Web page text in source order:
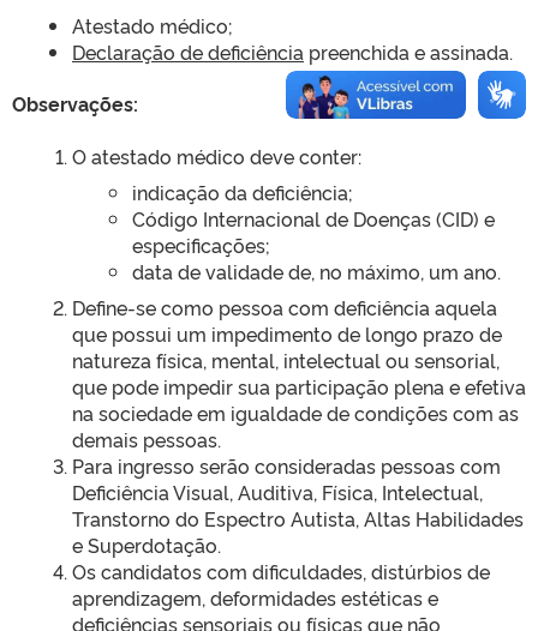
Atestado médico;
Declaração de deficiência preenchida e assinada.
Observações:
O atestado médico deve conter:
indicação da deficiência;
Código Internacional de Doenças (CID) e
especificações;
data de validade de, no máximo, um ano.
Define-se como pessoa com deficiência aquela
que possui um impedimento de longo prazo de
natureza física, mental, intelectual ou sensorial,
que pode impedir sua participação plena e efetiva
na sociedade em igualdade de condições com as
demais pessoas.
Para ingresso serão consideradas pessoas com
Deficiência Visual, Auditiva, Física, Intelectual,
Transtorno do Espectro Autista, Altas Habilidades
e Superdotação.
Os candidatos com dificuldades, distúrbios de
aprendizagem, deformidades estéticas e
deficiências sensoriais ou físicas que não